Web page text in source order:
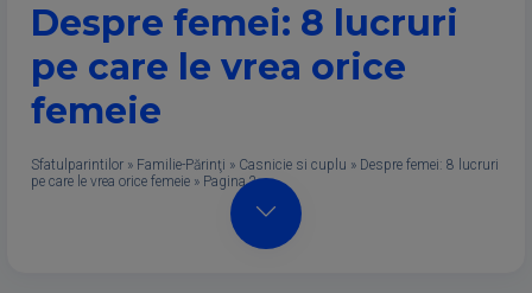
Despre femei: 8 lucruri
pe care le vrea orice
femeie
Sfatulparintilor » Familie-Părinţi » Casnicie si cuplu » Despre femei: 8 lucruri
pe care le vrea orice femeie » Pagina 2